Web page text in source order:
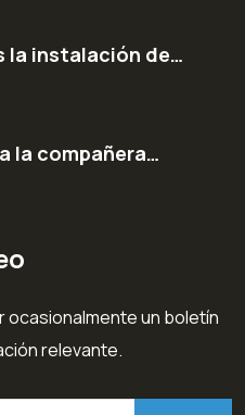
la instalación de…
la compañera…
un boletín
relevante.